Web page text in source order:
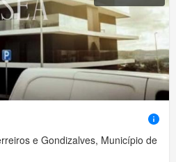
e Gondizalves, Município de